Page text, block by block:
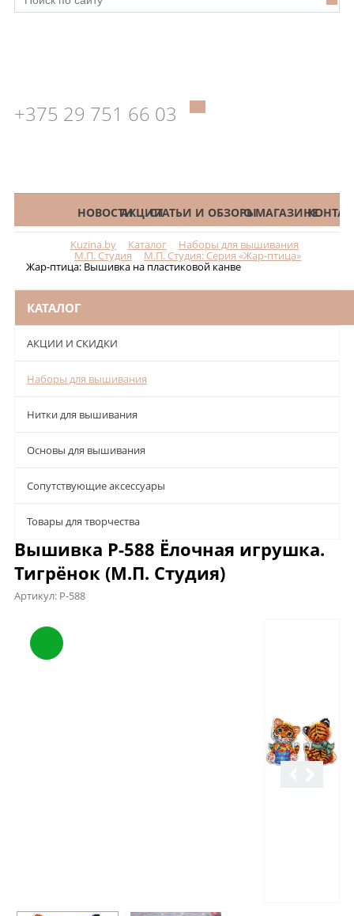
+375 29 751 66 03
КАТАЛОГНОВОСТИАКЦИИСТАТЬИ И ОБЗОРЫО МАГАЗИНЕ
Kuzina.by Каталог Наборы для вышивания
М.П. Студия М.П. Студия: Серия «Жар-птица»
Жар-птица: Вышивка на пластиковой канве
КАТАЛОГ
АКЦИИ И СКИДКИ
Наборы для вышивания
Нитки для вышивания
Основы для вышивания
Сопутствующие аксессуары
Товары для творчества
Вышивка Р-588 Ёлочная игрушка.
Тигрёнок (М.П. Студия)
Артикул: Р-588
Описание